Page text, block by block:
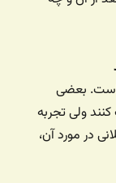
است. بعضی
ولی تجربه
در مورد آن،